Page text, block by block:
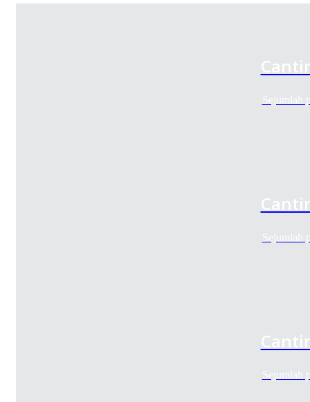
Sejumlah
Sejumlah
Sejumlah